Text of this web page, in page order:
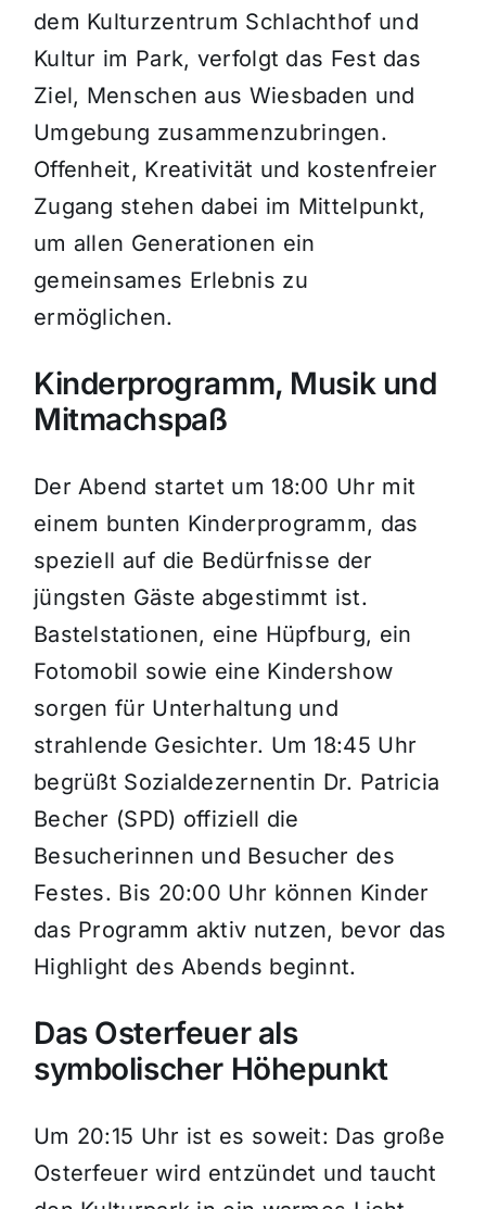
dem Kulturzentrum Schlachthof und
Kultur im Park, verfolgt das Fest das
Ziel, Menschen aus Wiesbaden und
Umgebung zusammenzubringen.
Offenheit, Kreativität und kostenfreier
Zugang stehen dabei im Mittelpunkt,
um allen Generationen ein
gemeinsames Erlebnis zu
ermöglichen.
Kinderprogramm, Musik und
Mitmachspaß
Der Abend startet um 18:00 Uhr mit
einem bunten Kinderprogramm, das
speziell auf die Bedürfnisse der
jüngsten Gäste abgestimmt ist.
Bastelstationen, eine Hüpfburg, ein
Fotomobil sowie eine Kindershow
sorgen für Unterhaltung und
strahlende Gesichter. Um 18:45 Uhr
begrüßt Sozialdezernentin Dr. Patricia
Becher (SPD) offiziell die
Besucherinnen und Besucher des
Festes. Bis 20:00 Uhr können Kinder
das Programm aktiv nutzen, bevor das
Highlight des Abends beginnt.
Das Osterfeuer als
symbolischer Höhepunkt
Um 20:15 Uhr ist es soweit: Das große
Osterfeuer wird entzündet und taucht